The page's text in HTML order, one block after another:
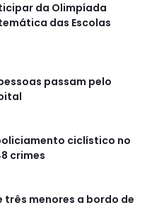
da Olimpíada
das Escolas
passam pelo
ciclístico no
crimes
três menores a bordo de